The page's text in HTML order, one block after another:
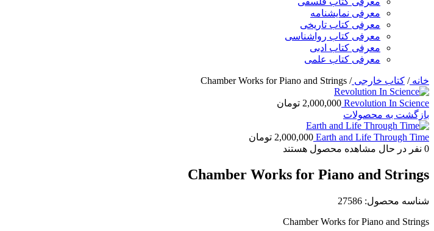
معرفی نمایشنامه
معرفی کتاب تاریخی
معرفی کتاب رواشناسی
معرفی کتاب ادبی
معرفی کتاب علمی
خانه/ کتاب خارجی/
Chamber Works for Piano and Strings
Revolution In Science
2,000,000 تومان
بازگشت به محصولات
Earth and Life Through Time
2,000,000 تومان
0 نفر در حال مشاهده محصول هستند
Chamber Works for Piano and Strings
شناسه محصول: 27586
Chamber Works for Piano and Strings